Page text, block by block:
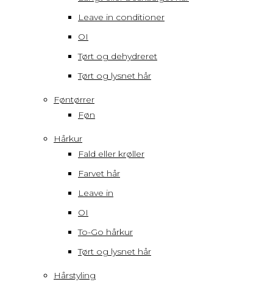
Leave in conditioner
OI
Tørt og dehydreret
Tørt og lysnet hår
Føntørrer
Føn
Hårkur
Fald eller krøller
Farvet hår
Leave in
OI
To-Go hårkur
Tørt og lysnet hår
Hårstyling